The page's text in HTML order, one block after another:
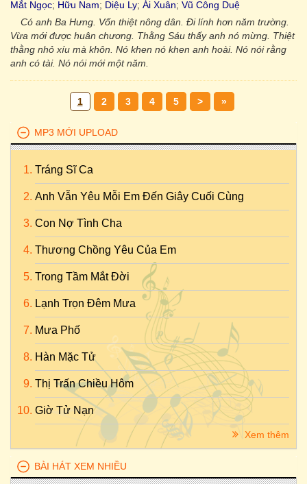
Mắt Ngọc; Hữu Nam; Diệu Ly; Ái Xuân; Vũ Công Duệ
Có anh Ba Hưng. Vốn thiệt nông dân. Đi lính hơn năm trường.
Vừa mới được huân chương. Thằng Sáu thấy anh nó mừng. Thiệt
thằng nhỏ xíu mà khôn. Nó khen nó khen anh hoài. Nó nói rằng
anh có tài. Nó nói mới một năm.
1 2 3 4 5 > »
MP3 MỚI UPLOAD
Tráng Sĩ Ca
Anh Vẫn Yêu Mỗi Em Đến Giây Cuối Cùng
Con Nợ Tình Cha
Thương Chồng Yêu Của Em
Trong Tầm Mắt Đời
Lạnh Trọn Đêm Mưa
Mưa Phố
Hàn Mặc Tử
Thị Trấn Chiều Hôm
Giờ Tử Nạn
Xem thêm
BÀI HÁT XEM NHIỀU